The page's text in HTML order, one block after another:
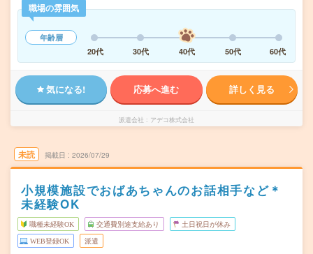
職場の雰囲気
年齢層
20代
30代 40代 50代 60代
気になる! 応募へ進む 詳しく見る
派遣会社 アデコ株式会社
未読 掲載日 2026/07/29
小規模施設でおばあちゃんのお話相手など＊
未経験OK
職種未経験OK 交通費別途支給あり 土日祝日が休み
WEB登録OK 派遣